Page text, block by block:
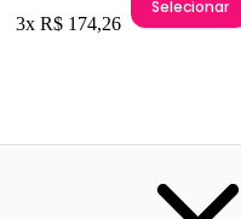
3x R$ 174,26
Selecionar